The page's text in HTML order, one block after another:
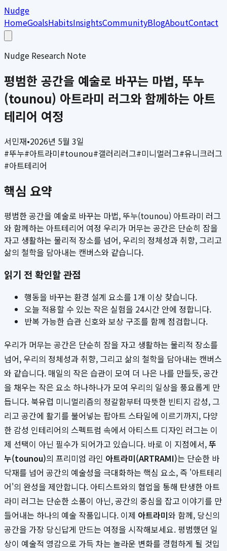
Nudge
HomeGoalsHabitsInsightsCommunityBlogAboutContact
Nudge Research Note
평범한 공간을 예술로 바꾸는 마법, 뚜누
(tounou) 아트라미 러그와 함께하는 아트
테리어 여정
서민재•2026년 5월 3일
#뚜누#아트라미#tounou#갤러리러그#미니멀러그#유니크러그
#아트테리어
핵심 요약
평범한 공간을 예술로 바꾸는 마법, 뚜누(tounou) 아트라미 러그
와 함께하는 아트테리어 여정 우리가 머무는 공간은 단순히 잠을
자고 생활하는 물리적 장소를 넘어, 우리의 정체성과 취향, 그리고
삶의 철학을 담아내는 캔버스와 같습니다.
읽기 전 확인할 관점
행동을 바꾸는 환경 설계 요소를 1개 이상 찾습니다.
오늘 적용할 수 있는 작은 실험을 24시간 안에 정합니다.
반복 가능한 습관 신호와 보상 구조를 함께 점검합니다.
우리가 머무는 공간은 단순히 잠을 자고 생활하는 물리적 장소를
넘어, 우리의 정체성과 취향, 그리고 삶의 철학을 담아내는 캔버스
와 같습니다. 매일의 작은 습관이 모여 더 나은 나를 만들듯, 공간
을 채우는 작은 요소 하나하나가 모여 우리의 일상을 풍요롭게 만
듭니다. 북유럽 미니멀리즘의 정갈함부터 따뜻한 빈티지 감성, 그
리고 공간에 활기를 불어넣는 팝아트 스타일에 이르기까지, 다양
한 감성 인테리어의 스펙트럼 속에서 아티스트 디자인 러그는 이
제 선택이 아닌 필수가 되어가고 있습니다. 바로 이 지점에서,뚜
누(tounou)의 프리미엄 라인 아트라미(ARTRAMI)는 단순한 바
닥재를 넘어 공간의 예술성을 극대화하는 핵심 요소, 즉 '아트테리
어'의 완성을 제안합니다. 아티스트와의 협업을 통해 탄생한 아트
라미 러그는 단순한 소품이 아닌, 공간의 중심을 잡고 이야기를 만
들어내는 하나의 예술 작품입니다. 이제 아트라미와 함께, 당신의
공간을 가장 당신답게 만드는 여정을 시작해보세요. 평범했던 일
상이 예술적 영감으로 가득 차는 놀라운 변화를 경험하게 될 것입